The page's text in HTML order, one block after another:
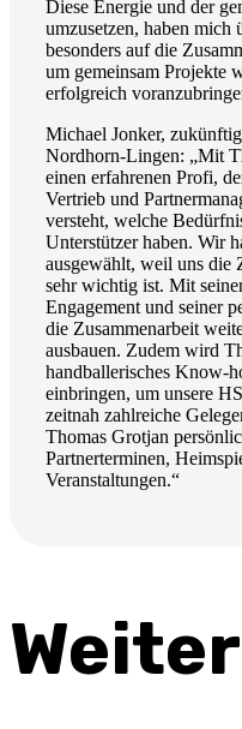
Diese Energie und der
umzusetzen, haben mich
besonders auf die
um gemeinsam Projekte
erfolgreich
Michael Jonker,
Nordhorn-Lingen: „Mit
einen erfahrenen Profi,
Vertrieb und
versteht, welche
Unterstützer haben. Wir
ausgewählt, weil uns die
sehr wichtig ist. Mit
Engagement und seiner
die Zusammenarbeit
ausbauen. Zudem wird
handballerisches Know-
einbringen, um unsere
zeitnah zahlreiche
Thomas Grotjan
Partnerterminen,
Veranstaltungen.“